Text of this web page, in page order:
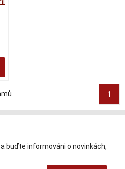
1
buďte informováni o novinkách,